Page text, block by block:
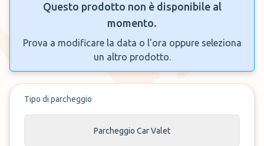
Questo prodotto non è disponibile al
momento.
Prova a modificare la data o l'ora oppure seleziona
un altro prodotto.
Tipo di parcheggio
Parcheggio Car Valet